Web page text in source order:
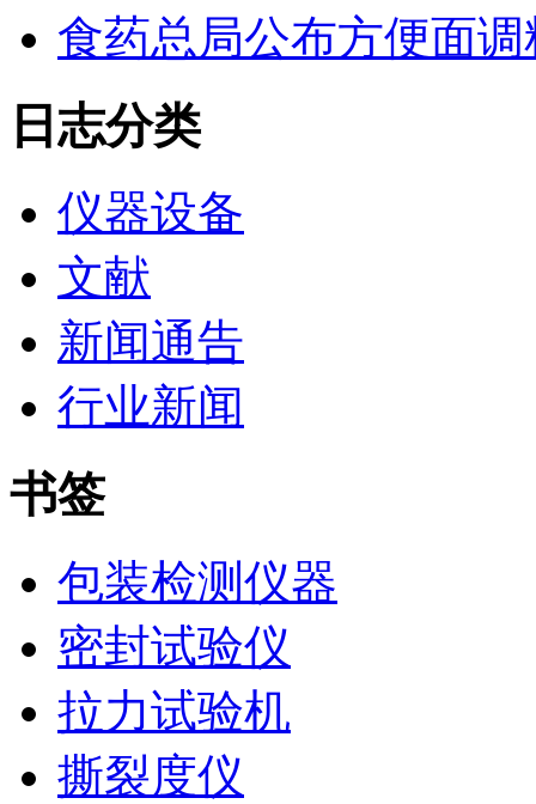
食药总局公布方便面
日志分类
仪器设备
文献
新闻通告
行业新闻
书签
包装检测仪器
密封试验仪
拉力试验机
撕裂度仪